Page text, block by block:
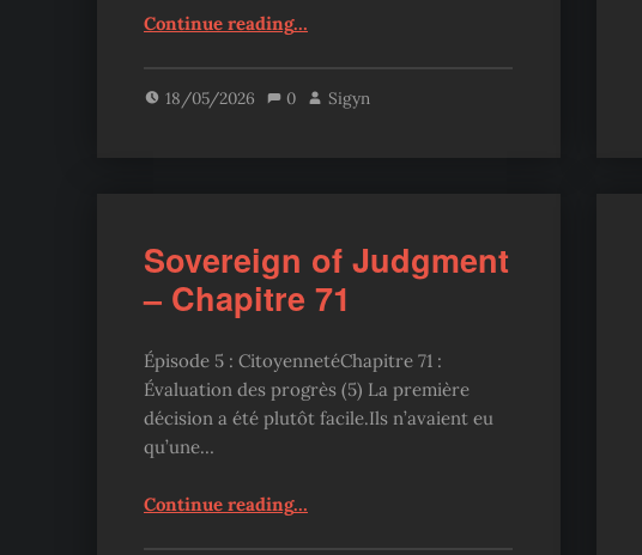
Continue reading“Sovereign of Judgment – Chapitre 73”
…
18/05/2026 0 Sigyn
Sovereign of Judgment
– Chapitre 71
Épisode 5 : CitoyennetéChapitre 71 :
Évaluation des progrès (5) La première
décision a été plutôt facile.Ils n’avaient eu
qu’une…
Continue reading“Sovereign of Judgment – Chapitre 71”
…